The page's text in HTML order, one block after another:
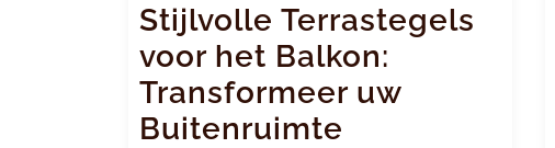
Stijlvolle Terrastegels
voor het Balkon:
Transformeer uw
Buitenruimte